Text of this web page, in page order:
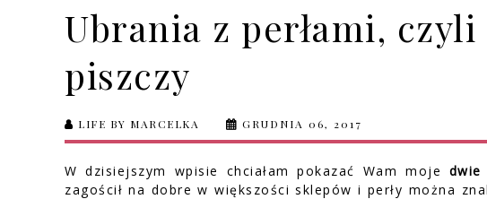
Ubrania z perłami,
piszczy
LIFE BY MARCELKA GRUDNIA 06, 2017
W dzisiejszym wpisie chciałam pokazać Wam moje dwie
zagościł na dobre w większości sklepów i perły można